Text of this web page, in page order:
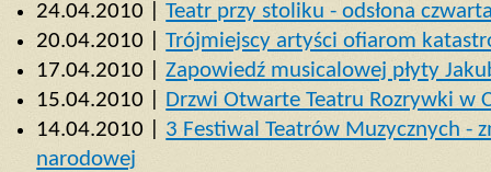
24.04.2010 |Teatr przy stoliku - odsłona
20.04.2010 |Trójmiejscy artyści ofiarom
17.04.2010 |Zapowiedź musicalowej płyty
15.04.2010 | Drzwi Otwarte Teatru Rozrywki w
14.04.2010 | 3 Festiwal Teatrów Muzycznych -
narodowej